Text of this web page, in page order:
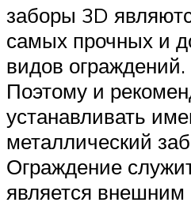
заборы 3D
самых прочных и
видов ограждений.
Поэтому и
устанавливать
металлический
Ограждение
является